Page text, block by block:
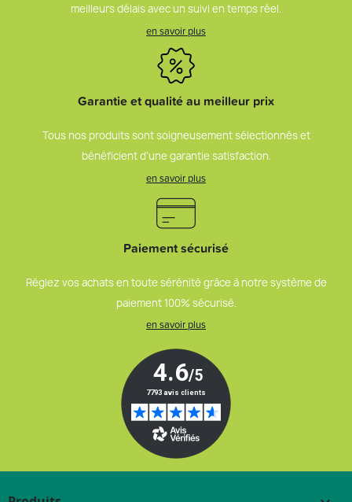
meilleurs délais avec un suivi en temps réel.
en savoir plus
Garantie et qualité au meilleur prix
Tous nos produits sont soigneusement sélectionnés et
bénéficient d’une garantie satisfaction.
en savoir plus
Paiement sécurisé
Réglez vos achats en toute sérénité grâce à notre système de
paiement 100% sécurisé.
en savoir plus